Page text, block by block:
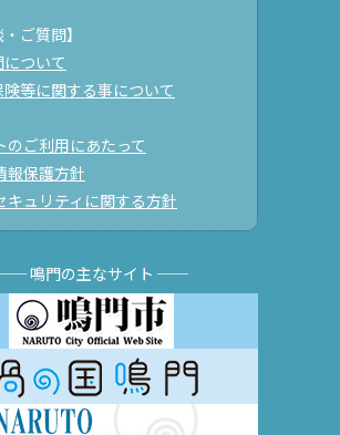
・ご質問】
ついて
等に関する事について
ご利用にあたって
保護方針
ュリティに関する方針
鳴門の主なサイト ──